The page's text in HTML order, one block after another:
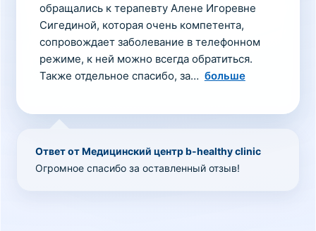
обращались к терапевту Алене Игоревне
Сигединой, которая очень компетента,
сопровождает заболевание в телефонном
режиме, к ней можно всегда обратиться.
Также отдельное спасибо, за
больше
Ответ от Медицинский центр b-healthy clinic
Огромное спасибо за оставленный отзыв!